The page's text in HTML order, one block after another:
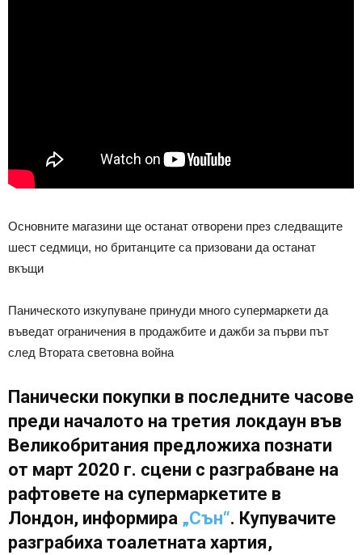
Основните магазини ще останат отворени през следващите
шест седмици, но британците са призовани да останат
вкъщи
Паническото изкупуване принуди много супермаркети да
въведат ограничения в продажбите и дажби за първи път
след Втората световна война
Панически покупки в последните часове
преди началото на третия локдаун във
Великобритания предложиха познати
от март 2020 г. сцени с разграбване на
рафтовете на супермаркетите в
Лондон, информира „Сън“. Купувачите
разграбиха тоалетната хартия,